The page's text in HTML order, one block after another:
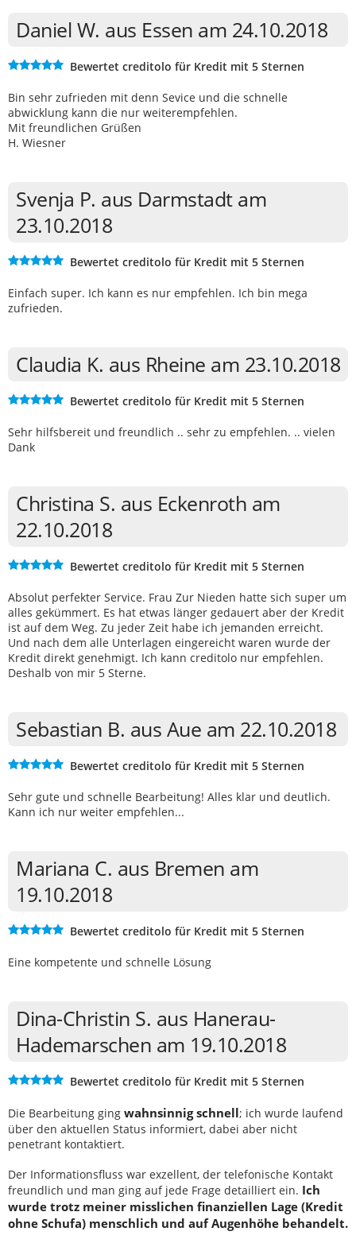
Daniel W. aus Essen am 24.10.2018
Bewertet creditolo für Kredit mit 5 Sternen
Bin sehr zufrieden mit denn Sevice und die schnelle
abwicklung kann die nur weiterempfehlen.
Mit freundlichen Grüßen
H. Wiesner
Svenja P. aus Darmstadt am
23.10.2018
Bewertet creditolo für Kredit mit 5 Sternen
Einfach super. Ich kann es nur empfehlen. Ich bin mega
zufrieden.
Claudia K. aus Rheine am 23.10.2018
Bewertet creditolo für Kredit mit 5 Sternen
Sehr hilfsbereit und freundlich .. sehr zu empfehlen. .. vielen
Dank
Christina S. aus Eckenroth am
22.10.2018
Bewertet creditolo für Kredit mit 5 Sternen
Absolut perfekter Service. Frau Zur Nieden hatte sich super um
alles gekümmert. Es hat etwas länger gedauert aber der Kredit
ist auf dem Weg. Zu jeder Zeit habe ich jemanden erreicht.
Und nach dem alle Unterlagen eingereicht waren wurde der
Kredit direkt genehmigt. Ich kann creditolo nur empfehlen.
Deshalb von mir 5 Sterne.
Sebastian B. aus Aue am 22.10.2018
Bewertet creditolo für Kredit mit 5 Sternen
Sehr gute und schnelle Bearbeitung! Alles klar und deutlich.
Kann ich nur weiter empfehlen...
Mariana C. aus Bremen am
19.10.2018
Bewertet creditolo für Kredit mit 5 Sternen
Eine kompetente und schnelle Lösung
Dina-Christin S. aus Hanerau-
Hademarschen am 19.10.2018
Bewertet creditolo für Kredit mit 5 Sternen
Die Bearbeitung ging wahnsinnig schnell; ich wurde laufend
über den aktuellen Status informiert, dabei aber nicht
penetrant kontaktiert.
Der Informationsfluss war exzellent, der telefonische Kontakt
freundlich und man ging auf jede Frage detailliert ein. Ich
wurde trotz meiner misslichen finanziellen Lage (Kredit
ohne Schufa) menschlich und auf Augenhöhe behandelt.